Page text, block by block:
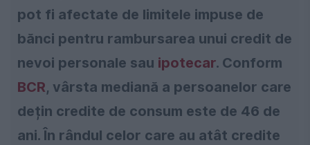
pot fi afectate de limitele impuse de
bănci pentru rambursarea unui credit de
nevoi personale sau ipotecar. Conform
BCR, vârsta mediană a persoanelor care
dețin credite de consum este de 46 de
ani. În rândul celor care au atât credite